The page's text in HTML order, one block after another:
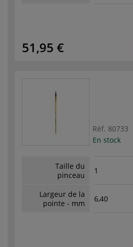
51,95 €
Réf. 80733
En stock
Taille du
pinceau
1
Largeur de la
pointe - mm
6,40